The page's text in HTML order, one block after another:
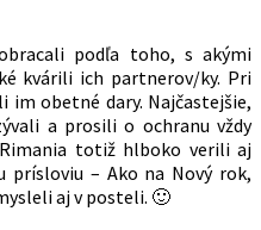
podľa toho, s akými
kvárili ich partnerov/ky. Pri
im obetné dary. Najčastejšie,
a prosili o ochranu vždy
totiž hlboko verili aj
prísloviu – Ako na Nový rok,
aj v posteli. 🙂